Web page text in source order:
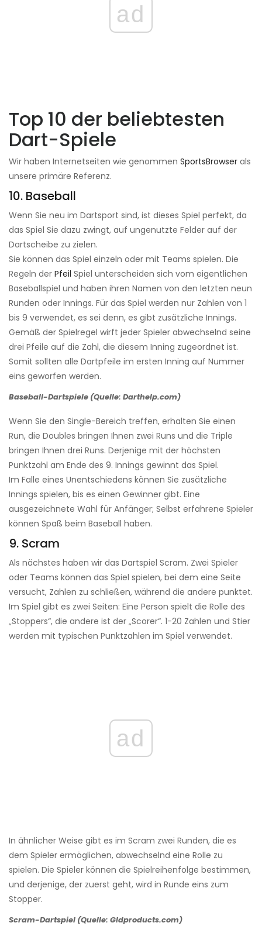
ad
Top 10 der beliebtesten
Dart-Spiele
Wir haben Internetseiten wie genommen SportsBrowser als
unsere primäre Referenz.
10. Baseball
Wenn Sie neu im Dartsport sind, ist dieses Spiel perfekt, da
das Spiel Sie dazu zwingt, auf ungenutzte Felder auf der
Dartscheibe zu zielen.
Sie können das Spiel einzeln oder mit Teams spielen. Die
Regeln der Pfeil Spiel unterscheiden sich vom eigentlichen
Baseballspiel und haben ihren Namen von den letzten neun
Runden oder Innings. Für das Spiel werden nur Zahlen von 1
bis 9 verwendet, es sei denn, es gibt zusätzliche Innings.
Gemäß der Spielregel wirft jeder Spieler abwechselnd seine
drei Pfeile auf die Zahl, die diesem Inning zugeordnet ist.
Somit sollten alle Dartpfeile im ersten Inning auf Nummer
eins geworfen werden.
Baseball-Dartspiele (Quelle: Darthelp.com)
Wenn Sie den Single-Bereich treffen, erhalten Sie einen
Run, die Doubles bringen Ihnen zwei Runs und die Triple
bringen Ihnen drei Runs. Derjenige mit der höchsten
Punktzahl am Ende des 9. Innings gewinnt das Spiel.
Im Falle eines Unentschiedens können Sie zusätzliche
Innings spielen, bis es einen Gewinner gibt. Eine
ausgezeichnete Wahl für Anfänger; Selbst erfahrene Spieler
können Spaß beim Baseball haben.
9. Scram
Als nächstes haben wir das Dartspiel Scram. Zwei Spieler
oder Teams können das Spiel spielen, bei dem eine Seite
versucht, Zahlen zu schließen, während die andere punktet.
Im Spiel gibt es zwei Seiten: Eine Person spielt die Rolle des
„Stoppers“, die andere ist der „Scorer“. 1-20 Zahlen und Stier
werden mit typischen Punktzahlen im Spiel verwendet.
ad
In ähnlicher Weise gibt es im Scram zwei Runden, die es
dem Spieler ermöglichen, abwechselnd eine Rolle zu
spielen. Die Spieler können die Spielreihenfolge bestimmen,
und derjenige, der zuerst geht, wird in Runde eins zum
Stopper.
Scram-Dartspiel (Quelle: Gldproducts.com)